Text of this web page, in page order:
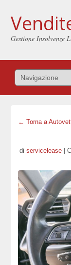
Gestione Insolvenze
← Torna a
di servicelease